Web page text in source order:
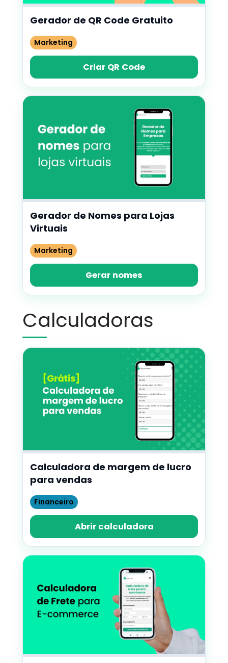
Gerador de QR Code Gratuito
Marketing
Criar QR Code
Gerador de Nomes para Lojas
Virtuais
Marketing
Gerar nomes
Calculadoras
Calculadora de margem de lucro
para vendas
Financeiro
Abrir calculadora